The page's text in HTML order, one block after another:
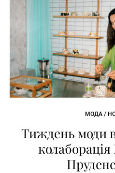
МОДА /
Тиждень моди